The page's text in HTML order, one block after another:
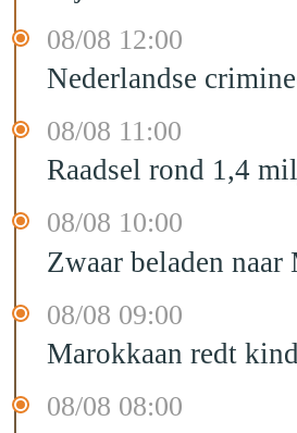
08/08 12:00
Nederlandse
08/08 11:00
Raadsel rond 1,4
08/08 10:00
Zwaar beladen
08/08 09:00
Marokkaan redt
08/08 08:00